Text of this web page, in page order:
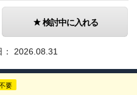
検討中に入れる
2026.08.31
要